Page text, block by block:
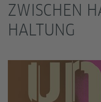
ZWISCHEN
HALTUNG